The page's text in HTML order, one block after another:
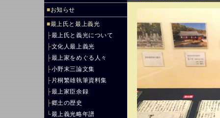
■お知らせ
■最上氏と最上義光
├最上氏と義光について
├文化人最上義光
├最上家をめぐる人々
├小野末三論文集
├ 片桐繁雄執筆資料集
├最上家臣余録
├郷土の歴史
└最上義光略年譜